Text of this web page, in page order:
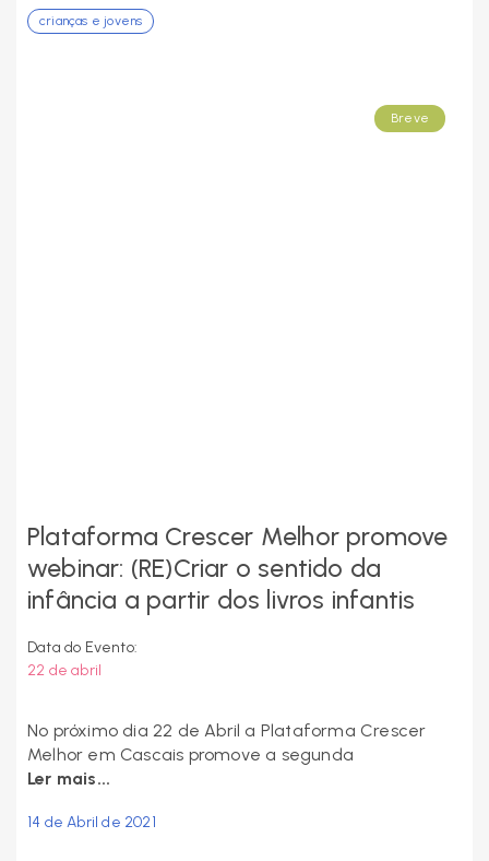
crianças e jovens
Breve
Plataforma Crescer Melhor promove
webinar: (RE)Criar o sentido da
infância a partir dos livros infantis
Data do Evento:
22 de abril
No próximo dia 22 de Abril a Plataforma Crescer
Melhor em Cascais promove a segunda
Ler mais...
14 de Abril de 2021